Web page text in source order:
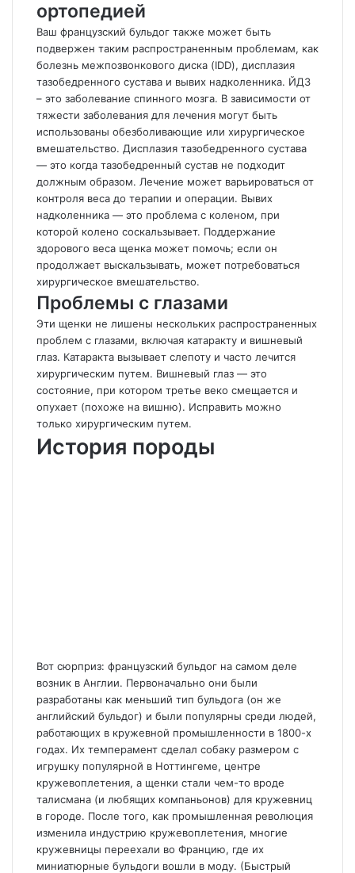
ортопедией
Ваш французский бульдог также может быть
подвержен таким распространенным проблемам, как
болезнь межпозвонкового диска (IDD), дисплазия
тазобедренного сустава и вывих надколенника. ЙДЗ
– это заболевание спинного мозга. В зависимости от
тяжести заболевания для лечения могут быть
использованы обезболивающие или хирургическое
вмешательство. Дисплазия тазобедренного сустава
— это когда тазобедренный сустав не подходит
должным образом. Лечение может варьироваться от
контроля веса до терапии и операции. Вывих
надколенника — это проблема с коленом, при
которой колено соскальзывает. Поддержание
здорового веса щенка может помочь; если он
продолжает выскальзывать, может потребоваться
хирургическое вмешательство.
Проблемы с глазами
Эти щенки не лишены нескольких распространенных
проблем с глазами, включая катаракту и вишневый
глаз. Катаракта вызывает слепоту и часто лечится
хирургическим путем. Вишневый глаз — это
состояние, при котором третье веко смещается и
опухает (похоже на вишню). Исправить можно
только хирургическим путем.
История породы
Вот сюрприз: французский бульдог на самом деле
возник в Англии. Первоначально они были
разработаны как меньший тип бульдога (он же
английский бульдог) и были популярны среди людей,
работающих в кружевной промышленности в 1800-х
годах. Их темперамент сделал собаку размером с
игрушку популярной в Ноттингеме, центре
кружевоплетения, а щенки стали чем-то вроде
талисмана (и любящих компаньонов) для кружевниц
в городе. После того, как промышленная революция
изменила индустрию кружевоплетения, многие
кружевницы переехали во Францию, где их
миниатюрные бульдоги вошли в моду. (Быстрый